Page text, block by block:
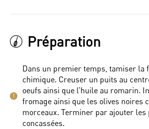
Préparation
1
Dans un premier temps, tamiser la
chimique. Creuser un puits au
oeufs ainsi que l’huile au romarin.
fromage ainsi que les olives noires
morceaux. Terminer par ajouter les
concassées.